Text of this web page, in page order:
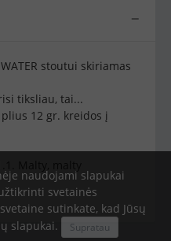
−
stoutui skiriamas
tiksliau, tai...
12 gr. kreidos į
naudojami slapukai
svetainės
sutinkate, kad Jūsų
slapukai.
Supratau